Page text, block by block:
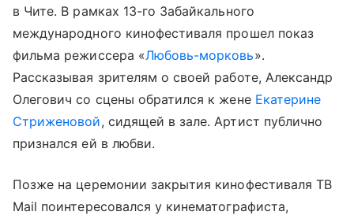
в Чите. В рамках 13-го Забайкального
международного кинофестиваля прошел показ
фильма режиссера «Любовь-морковь».
Рассказывая зрителям о своей работе, Александр
Олегович со сцены обратился к жене Екатерине
Стриженовой, сидящей в зале. Артист публично
признался ей в любви.
Позже на церемонии закрытия кинофестиваля ТВ
Mail поинтересовался у кинематографиста,